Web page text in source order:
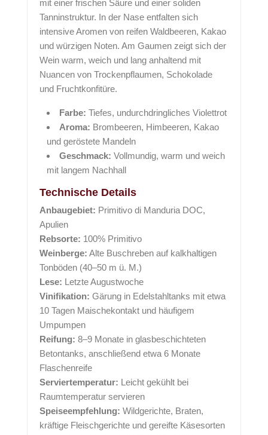
mit einer frischen Säure und einer soliden
Tanninstruktur. In der Nase entfalten sich
intensive Aromen von reifen Waldbeeren, Kakao
und würzigen Noten. Am Gaumen zeigt sich der
Wein warm, weich und lang anhaltend mit
Nuancen von Trockenpflaumen, Schokolade
und Fruchtkonfitüre.
Farbe: Tiefes, undurchdringliches Violettrot
Aroma: Brombeeren, Himbeeren, Kakao
und geröstete Mandeln
Geschmack: Vollmundig, warm und weich
mit langem Nachhall
Technische Details
Anbaugebiet: Primitivo di Manduria DOC,
Apulien
Rebsorte: 100% Primitivo
Weinberge: Alte Buschreben auf kalkhaltigen
Tonböden (40–50 m ü. M.)
Lese: Letzte Augustwoche
Vinifikation: Gärung in Edelstahltanks mit etwa
10 Tagen Maischekontakt und häufigem
Umpumpen
Reifung: 8–9 Monate in glasbeschichteten
Betontanks, anschließend etwa 6 Monate
Flaschenreife
Serviertemperatur: Leicht gekühlt bei
Raumtemperatur servieren
Speiseempfehlung: Wildgerichte, Braten,
kräftige Fleischgerichte und gereifte Käsesorten